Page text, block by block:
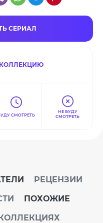
СЕРИАЛ
СМОТРЕТЬ
НЕ БУДУ
СМОТРЕТЬ
РЕЦЕНЗИИ
ПОХОЖИЕ